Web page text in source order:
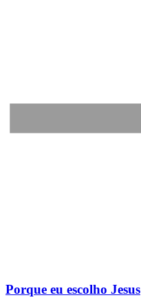
Porque eu escolho Jesus